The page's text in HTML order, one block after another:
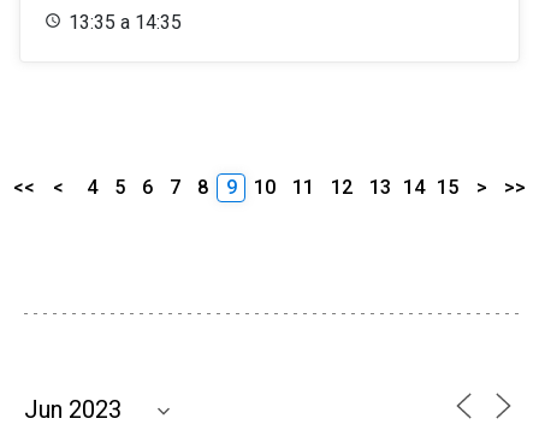
13:35 a 14:35
<< < 4 5 6 7 8 9 10 11 12 13 14 15 > >>